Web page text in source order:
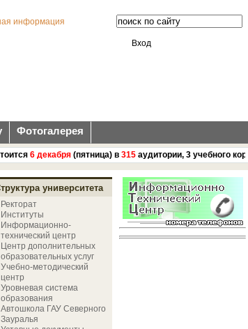
информация
Вход
Фотогалерея
6 декабря(пятница) в315аудитории, 3 учебного
университета
Ректорат
Институты
Информационно-
технический центр
Центр дополнительных
образовательных услуг
Учебно-методический
центр
Уровневая система
образования
Автошкола ГАУ Северного
Зауралья